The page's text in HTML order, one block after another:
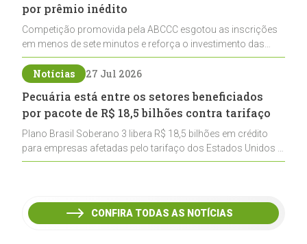
por prêmio inédito
Competição promovida pela ABCCC esgotou as inscrições
em menos de sete minutos e reforça o investimento das
cabanhas na seleção genética de Cavalos Crioulos voltados
ao laço
Notícias 27 Jul 2026
Pecuária está entre os setores beneficiados
por pacote de R$ 18,5 bilhões contra tarifaço
Plano Brasil Soberano 3 libera R$ 18,5 bilhões em crédito
para empresas afetadas pelo tarifaço dos Estados Unidos e
inclui a pecuária entre os setores estratégicos
CONFIRA TODAS AS NOTÍCIAS